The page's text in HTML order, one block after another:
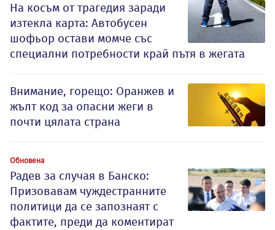
На косъм от трагедия заради
изтекла карта: Автобусен
шофьор остави момче със
специални потребности край пътя в жегата
Внимание, горещо: Оранжев и
жълт код за опасни жеги в
почти цялата страна
Обновена
Радев за случая в Банско:
Призовавам чуждестранните
политици да се запознаят с
фактите, преди да коментират